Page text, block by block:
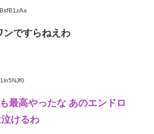
ンですらねえわ
最高やったな あのエンドロ
けるわ